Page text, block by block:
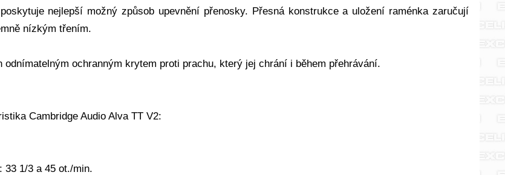
nejlepší možný způsob upevnění přenosky. Přesná konstrukce a uložení raménka zaručují
nízkým třením.
odnímatelným ochranným krytem proti prachu, který jej chrání i během přehrávání.
Cambridge Audio Alva TT V2:
33 1/3 a 45 ot./min.